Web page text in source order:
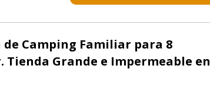
de Camping Familiar para 8
Tienda Grande e Impermeable en